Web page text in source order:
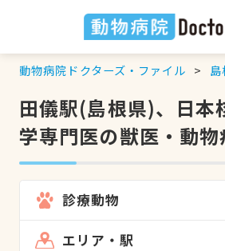
動物病院ドクターズ・ファイル 島
田儀駅(島根県)、日本
学専門医の獣医・動物
診療動物
エリア・駅